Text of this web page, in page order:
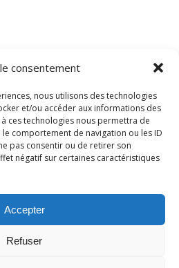
consentement
nous utilisons des technologies
et/ou accéder aux informations des
ces technologies nous permettra de
comportement de navigation ou les ID
pas consentir ou de retirer son
négatif sur certaines caractéristiques
Accepter
Refuser
de Merville -